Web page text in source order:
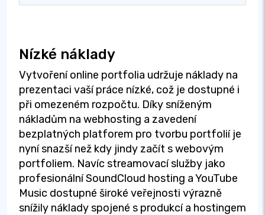
Nízké náklady
Vytvoření online portfolia udržuje náklady na
prezentaci vaší práce nízké, což je dostupné i
při omezeném rozpočtu. Díky sníženým
nákladům na webhosting a zavedení
bezplatných platforem pro tvorbu portfolií je
nyní snazší než kdy jindy začít s webovým
portfoliem. Navíc streamovací služby jako
profesionální SoundCloud hosting a YouTube
Music dostupné široké veřejnosti výrazně
snížily náklady spojené s produkcí a hostingem